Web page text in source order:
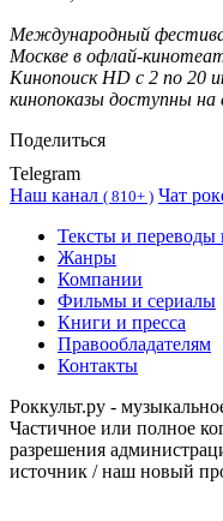
Международный
Москве в офлай-
Кинопоиск HD с 2 по 20
кинопоказы доступны на
Поделиться
Telegram
Наш канал ( 810+ ) Чат
Тексты и переводы
Жанры
Компании
Фильмы и сериалы
Книги и пресса
Правообладателям
Контакты
Роккульт.ру -
Частичное или полное
разрешения
источник / наш новый